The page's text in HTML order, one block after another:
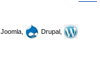
Joomla,
Drupal,